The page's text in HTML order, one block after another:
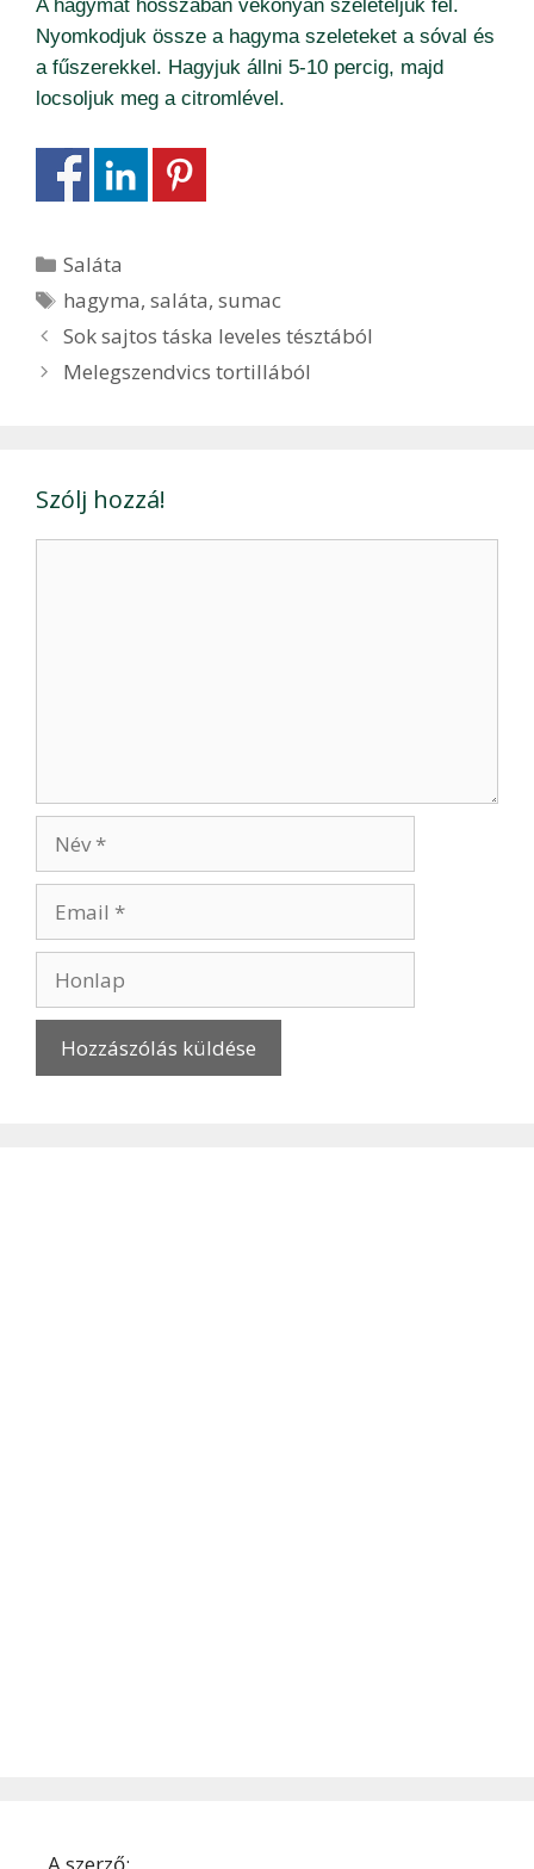
A hagymát hosszában vékonyan szeleteljük fel.
Nyomkodjuk össze a hagyma szeleteket a sóval és
a fűszerekkel. Hagyjuk állni 5-10 percig, majd
locsoljuk meg a citromlével.
Kategória
Saláta
Címkék
hagyma,saláta,sumac
Bejegyzés
navigáció
Sok sajtos táska leveles tésztából
Melegszendvics tortillából
Szólj hozzá!
A szerző: